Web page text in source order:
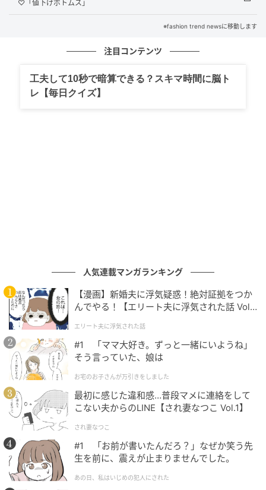
【ZARA】「フリルショートスリーブTシャツ」
¥3,990（税込）
生地を重ねたボリューミーなフリル袖が目を引くこち
らのTシャツは、1枚で主役級の存在感。身頃はシンプ
ルなので派手見えすることなく、大人も着やすそうで
す。気になりがちな肩や二の腕をふんわりと覆ってく
れるのもポイント。ジーンズと合わせてカジュアル
に、スカートと合わせてきれいめにも決まる着まわし
やすい一枚です。
※すべての商品情報・画像はZARA出典です。
※記事内の情報は執筆時のものになります。価格変更
や、販売終了の可能性もございます。最新の商品情報
♡「値下げボトムス」
※fashion trend newsに移動します
注目コンテンツ
工夫して10秒で暗算できる？スキマ時間に脳ト
レ【毎日クイズ】
人気連載マンガランキング
【漫画】新婚夫に浮気疑惑！絶対証拠をつか
んでやる！【エリート夫に浮気された話 Vol.
エリート夫に浮気された話
#1 「ママ大好き。ずっと一緒にいようね」
そう言っていた、娘は
お宅のお子さんが万引きをしました
最初に感じた違和感…普段マメに連絡をして
こない夫からのLINE【され妻なつこ Vol.1】
され妻なつこ
#1 「お前が書いたんだろ？」なぜか笑う先
生を前に、震えが止まりませんでした。
あの日、私はいじめの犯人にされた